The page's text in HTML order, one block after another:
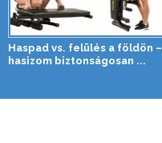
Haspad vs. felülés a földön –
hasizom biztonságosan ...